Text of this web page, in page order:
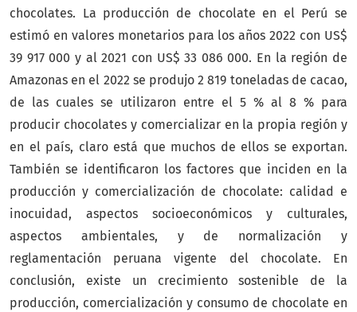
chocolates. La producción de chocolate en el Perú se
estimó en valores monetarios para los años 2022 con US$
39 917 000 y al 2021 con US$ 33 086 000. En la región de
Amazonas en el 2022 se produjo 2 819 toneladas de cacao,
de las cuales se utilizaron entre el 5 % al 8 % para
producir chocolates y comercializar en la propia región y
en el país, claro está que muchos de ellos se exportan.
También se identificaron los factores que inciden en la
producción y comercialización de chocolate: calidad e
inocuidad, aspectos socioeconómicos y culturales,
aspectos ambientales, y de normalización y
reglamentación peruana vigente del chocolate. En
conclusión, existe un crecimiento sostenible de la
producción, comercialización y consumo de chocolate en